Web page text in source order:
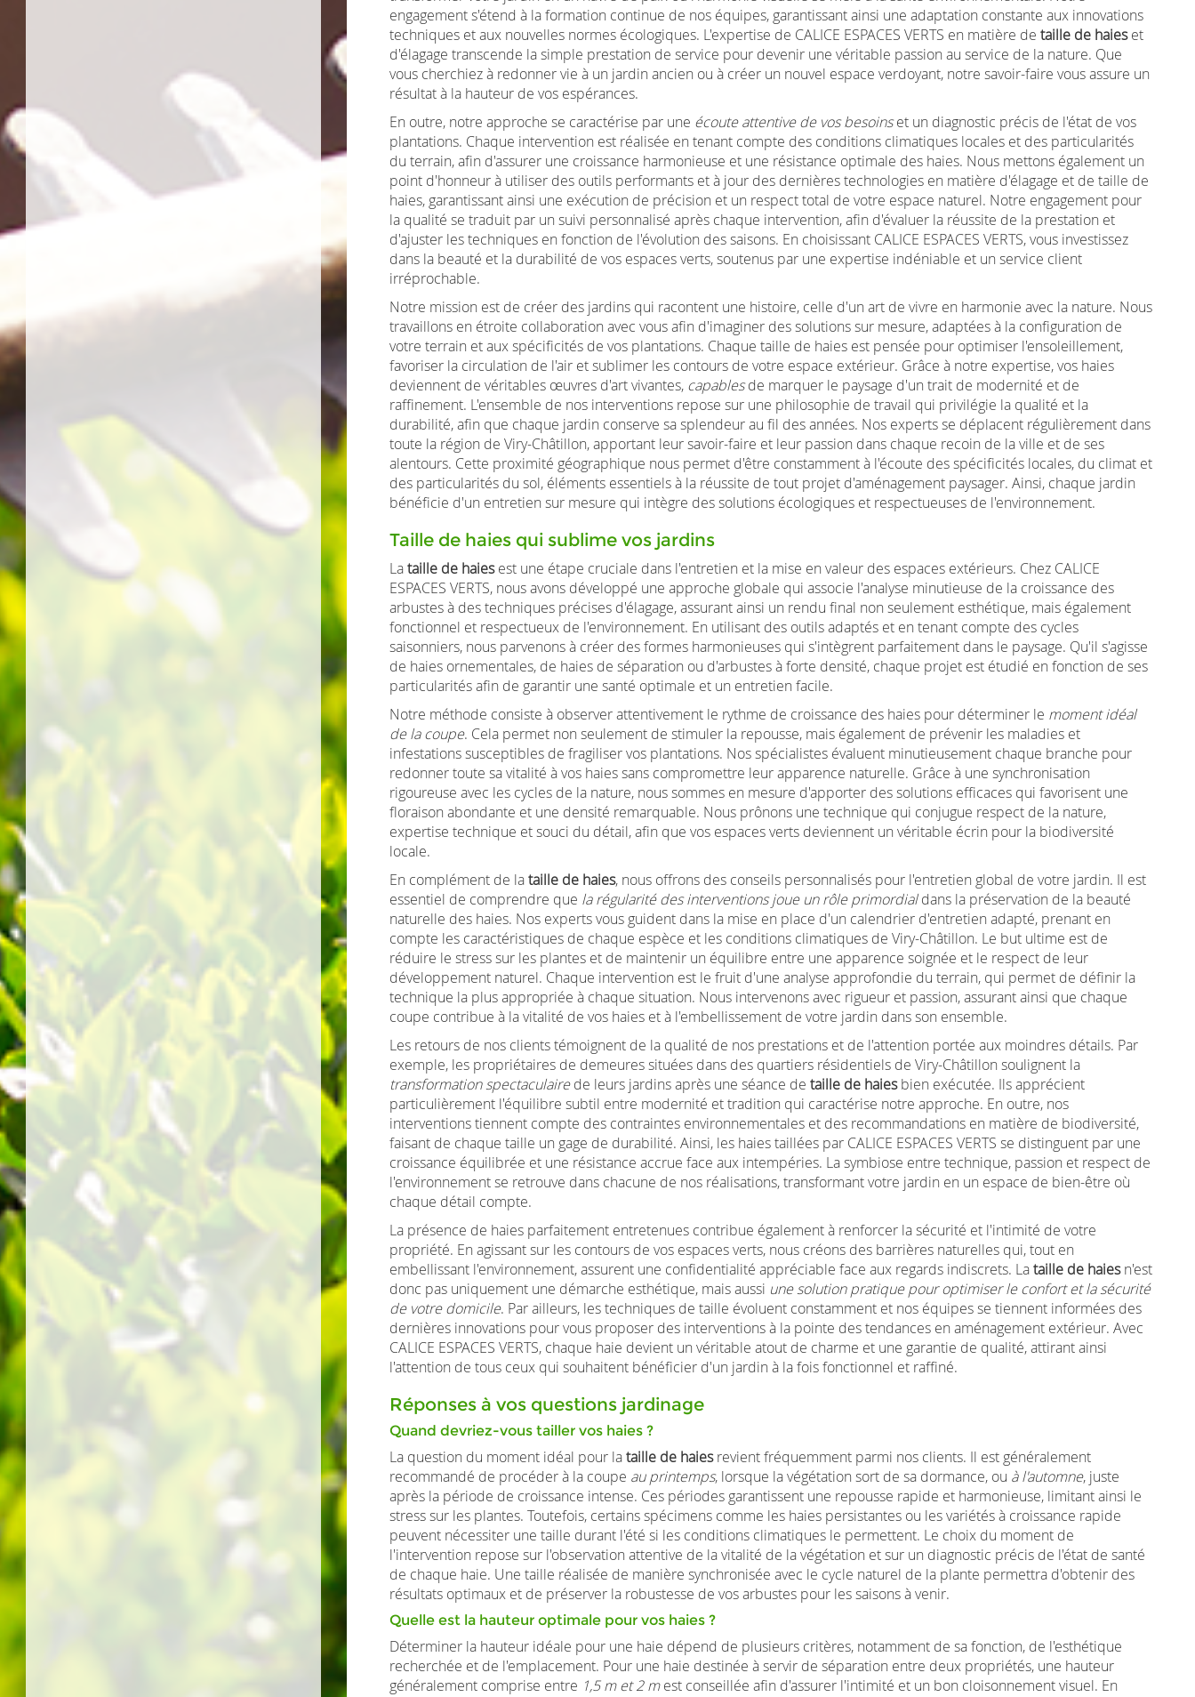
engagement s'étend à la formation continue de nos équipes, garantissant ainsi une adaptation constante aux innovations
techniques et aux nouvelles normes écologiques. L'expertise de CALICE ESPACES VERTS en matière de taille de haieset
d'élagage transcende la simple prestation de service pour devenir une véritable passion au service de la nature. Que
vous cherchiez à redonner vie à un jardin ancien ou à créer un nouvel espace verdoyant, notre savoir-faire vous assure un
résultat à la hauteur de vos espérances.
En outre, notre approche se caractérise par une écoute attentive de vos besoinset un diagnostic précis de l'état de vos
plantations. Chaque intervention est réalisée en tenant compte des conditions climatiques locales et des particularités
du terrain, afin d'assurer une croissance harmonieuse et une résistance optimale des haies. Nous mettons également un
point d'honneur à utiliser des outils performants et à jour des dernières technologies en matière d'élagage et de taille de
haies, garantissant ainsi une exécution de précision et un respect total de votre espace naturel. Notre engagement pour
la qualité se traduit par un suivi personnalisé après chaque intervention, afin d'évaluer la réussite de la prestation et
d'ajuster les techniques en fonction de l'évolution des saisons. En choisissant CALICE ESPACES VERTS, vous investissez
dans la beauté et la durabilité de vos espaces verts, soutenus par une expertise indéniable et un service client
irréprochable.
Notre mission est de créer des jardins qui racontent une histoire, celle d'un art de vivre en harmonie avec la nature. Nous
travaillons en étroite collaboration avec vous afin d'imaginer des solutions sur mesure, adaptées à la configuration de
votre terrain et aux spécificités de vos plantations. Chaque taille de haies est pensée pour optimiser l'ensoleillement,
favoriser la circulation de l'air et sublimer les contours de votre espace extérieur. Grâce à notre expertise, vos haies
deviennent de véritables œuvres d'art vivantes, capablesde marquer le paysage d'un trait de modernité et de
raffinement. L'ensemble de nos interventions repose sur une philosophie de travail qui privilégie la qualité et la
durabilité, afin que chaque jardin conserve sa splendeur au fil des années. Nos experts se déplacent régulièrement dans
toute la région de Viry-Châtillon, apportant leur savoir-faire et leur passion dans chaque recoin de la ville et de ses
alentours. Cette proximité géographique nous permet d'être constamment à l'écoute des spécificités locales, du climat et
des particularités du sol, éléments essentiels à la réussite de tout projet d'aménagement paysager. Ainsi, chaque jardin
bénéficie d'un entretien sur mesure qui intègre des solutions écologiques et respectueuses de l'environnement.
Taille de haies qui sublime vos jardins
Lataille de haiesest une étape cruciale dans l'entretien et la mise en valeur des espaces extérieurs. Chez CALICE
ESPACES VERTS, nous avons développé une approche globale qui associe l'analyse minutieuse de la croissance des
arbustes à des techniques précises d'élagage, assurant ainsi un rendu final non seulement esthétique, mais également
fonctionnel et respectueux de l'environnement. En utilisant des outils adaptés et en tenant compte des cycles
saisonniers, nous parvenons à créer des formes harmonieuses qui s'intègrent parfaitement dans le paysage. Qu'il s'agisse
de haies ornementales, de haies de séparation ou d'arbustes à forte densité, chaque projet est étudié en fonction de ses
particularités afin de garantir une santé optimale et un entretien facile.
Notre méthode consiste à observer attentivement le rythme de croissance des haies pour déterminer le moment idéal
de la coupe. Cela permet non seulement de stimuler la repousse, mais également de prévenir les maladies et
infestations susceptibles de fragiliser vos plantations. Nos spécialistes évaluent minutieusement chaque branche pour
redonner toute sa vitalité à vos haies sans compromettre leur apparence naturelle. Grâce à une synchronisation
rigoureuse avec les cycles de la nature, nous sommes en mesure d'apporter des solutions efficaces qui favorisent une
floraison abondante et une densité remarquable. Nous prônons une technique qui conjugue respect de la nature,
expertise technique et souci du détail, afin que vos espaces verts deviennent un véritable écrin pour la biodiversité
locale.
En complément de lataille de haies, nous offrons des conseils personnalisés pour l'entretien global de votre jardin. Il est
essentiel de comprendre que la régularité des interventions joue un rôle primordialdans la préservation de la beauté
naturelle des haies. Nos experts vous guident dans la mise en place d'un calendrier d'entretien adapté, prenant en
compte les caractéristiques de chaque espèce et les conditions climatiques de Viry-Châtillon. Le but ultime est de
réduire le stress sur les plantes et de maintenir un équilibre entre une apparence soignée et le respect de leur
développement naturel. Chaque intervention est le fruit d'une analyse approfondie du terrain, qui permet de définir la
technique la plus appropriée à chaque situation. Nous intervenons avec rigueur et passion, assurant ainsi que chaque
coupe contribue à la vitalité de vos haies et à l'embellissement de votre jardin dans son ensemble.
Les retours de nos clients témoignent de la qualité de nos prestations et de l'attention portée aux moindres détails. Par
exemple, les propriétaires de demeures situées dans des quartiers résidentiels de Viry-Châtillon soulignent la
transformation spectaculairede leurs jardins après une séance de taille de haiesbien exécutée. Ils apprécient
particulièrement l'équilibre subtil entre modernité et tradition qui caractérise notre approche. En outre, nos
interventions tiennent compte des contraintes environnementales et des recommandations en matière de biodiversité,
faisant de chaque taille un gage de durabilité. Ainsi, les haies taillées par CALICE ESPACES VERTS se distinguent par une
croissance équilibrée et une résistance accrue face aux intempéries. La symbiose entre technique, passion et respect de
l'environnement se retrouve dans chacune de nos réalisations, transformant votre jardin en un espace de bien-être où
chaque détail compte.
La présence de haies parfaitement entretenues contribue également à renforcer la sécurité et l'intimité de votre
propriété. En agissant sur les contours de vos espaces verts, nous créons des barrières naturelles qui, tout en
embellissant l'environnement, assurent une confidentialité appréciable face aux regards indiscrets. Lataille de haiesn'est
donc pas uniquement une démarche esthétique, mais aussi une solution pratique pour optimiser le confort et la sécurité
de votre domicile. Par ailleurs, les techniques de taille évoluent constamment et nos équipes se tiennent informées des
dernières innovations pour vous proposer des interventions à la pointe des tendances en aménagement extérieur. Avec
CALICE ESPACES VERTS, chaque haie devient un véritable atout de charme et une garantie de qualité, attirant ainsi
l'attention de tous ceux qui souhaitent bénéficier d'un jardin à la fois fonctionnel et raffiné.
Réponses à vos questions jardinage
Quand devriez-vous tailler vos haies ?
La question du moment idéal pour lataille de haiesrevient fréquemment parmi nos clients. Il est généralement
recommandé de procéder à la coupe au printemps, lorsque la végétation sort de sa dormance, ou à l'automne, juste
après la période de croissance intense. Ces périodes garantissent une repousse rapide et harmonieuse, limitant ainsi le
stress sur les plantes. Toutefois, certains spécimens comme les haies persistantes ou les variétés à croissance rapide
peuvent nécessiter une taille durant l'été si les conditions climatiques le permettent. Le choix du moment de
l'intervention repose sur l'observation attentive de la vitalité de la végétation et sur un diagnostic précis de l'état de santé
de chaque haie. Une taille réalisée de manière synchronisée avec le cycle naturel de la plante permettra d'obtenir des
résultats optimaux et de préserver la robustesse de vos arbustes pour les saisons à venir.
Quelle est la hauteur optimale pour vos haies ?
Déterminer la hauteur idéale pour une haie dépend de plusieurs critères, notamment de sa fonction, de l'esthétique
recherchée et de l'emplacement. Pour une haie destinée à servir de séparation entre deux propriétés, une hauteur
généralement comprise entre 1,5 m et 2 mest conseillée afin d'assurer l'intimité et un bon cloisonnement visuel. En